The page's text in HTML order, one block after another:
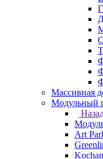
Массивная
Модульный
Art